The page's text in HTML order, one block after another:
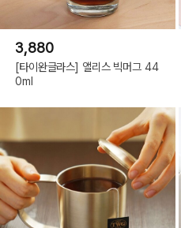
3,880
[타이완글라스] 앨리스 빅머그 44
0ml